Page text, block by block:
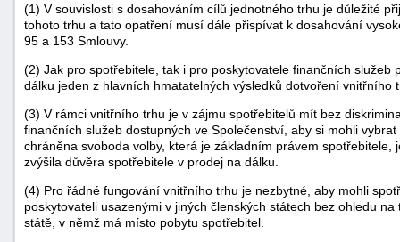
(1) V souvislosti s dosahováním cílů jednotného trhu je důležité
tohoto trhu a tato opatření musí dále přispívat k dosahování
95 a 153 Smlouvy.
(2) Jak pro spotřebitele, tak i pro poskytovatele finančních
dálku jeden z hlavních hmatatelných výsledků dotvoření vnitřního
(3) V rámci vnitřního trhu je v zájmu spotřebitelů mít bez
finančních služeb dostupných ve Společenství, aby si mohli
chráněna svoboda volby, která je základním právem
zvýšila důvěra spotřebitele v prodej na dálku.
(4) Pro řádné fungování vnitřního trhu je nezbytné, aby mohli
poskytovateli usazenými v jiných členských státech bez ohledu
státě, v němž má místo pobytu spotřebitel.